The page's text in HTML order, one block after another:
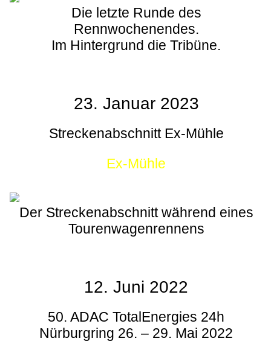
Die letzte Runde des
Rennwochenendes.
Im Hintergrund die Tribüne.
23. Januar 2023
Streckenabschnitt Ex-Mühle
Ex-Mühle
Der Streckenabschnitt während eines
Tourenwagenrennens
12. Juni 2022
50. ADAC TotalEnergies 24h
Nürburgring 26. – 29. Mai 2022